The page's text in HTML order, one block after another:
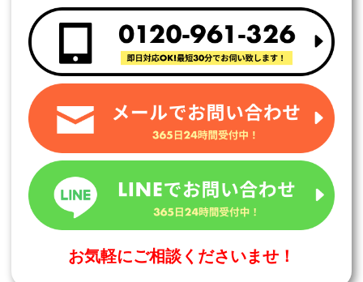
お気軽にご相談くださいませ！